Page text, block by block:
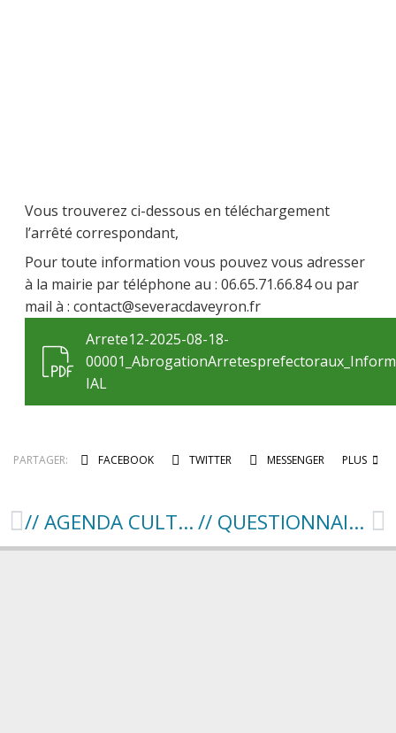
Vous trouverez ci-dessous en téléchargement
l’arrêté correspondant,
Pour toute information vous pouvez vous adresser
à la mairie par téléphone au : 06.65.71.66.84 ou par
mail à : contact@severacdaveyron.fr
Arrete12-2025-08-18-
IAL
PARTAGER: FACEBOOK TWITTER MESSENGER PLUS
// AGENDA CULTUREL – SEPTEMBRE À DÉCEMBRE // // QUESTIONNAIRE MÉDIATHÈQUE //